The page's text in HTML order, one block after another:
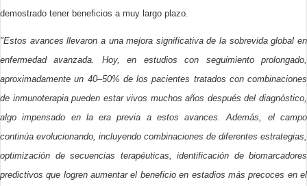
demostrado tener beneficios a muy largo plazo.
"Estos avances llevaron a una mejora significativa de la sobrevida global en
enfermedad avanzada. Hoy, en estudios con seguimiento prolongado,
aproximadamente un 40–50% de los pacientes tratados con combinaciones
de inmunoterapia pueden estar vivos muchos años después del diagnóstico,
algo impensado en la era previa a estos avances. Además, el campo
continúa evolucionando, incluyendo combinaciones de diferentes estrategias,
optimización de secuencias terapéuticas, identificación de biomarcadores
predictivos que logren aumentar el beneficio en estadios más precoces en el